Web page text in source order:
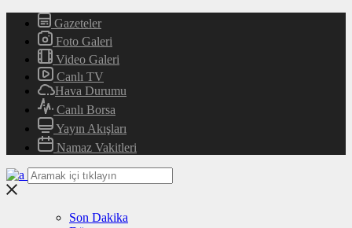
Gazeteler
Foto Galeri
Video Galeri
Canlı TV
Hava Durumu
Canlı Borsa
Yayın Akışları
Namaz Vakitleri
Son Dakika